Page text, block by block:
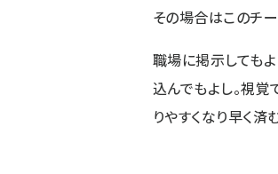
その場合はこのチ
職場に掲示しても
込んでもよし。視
りやすくなり早く済